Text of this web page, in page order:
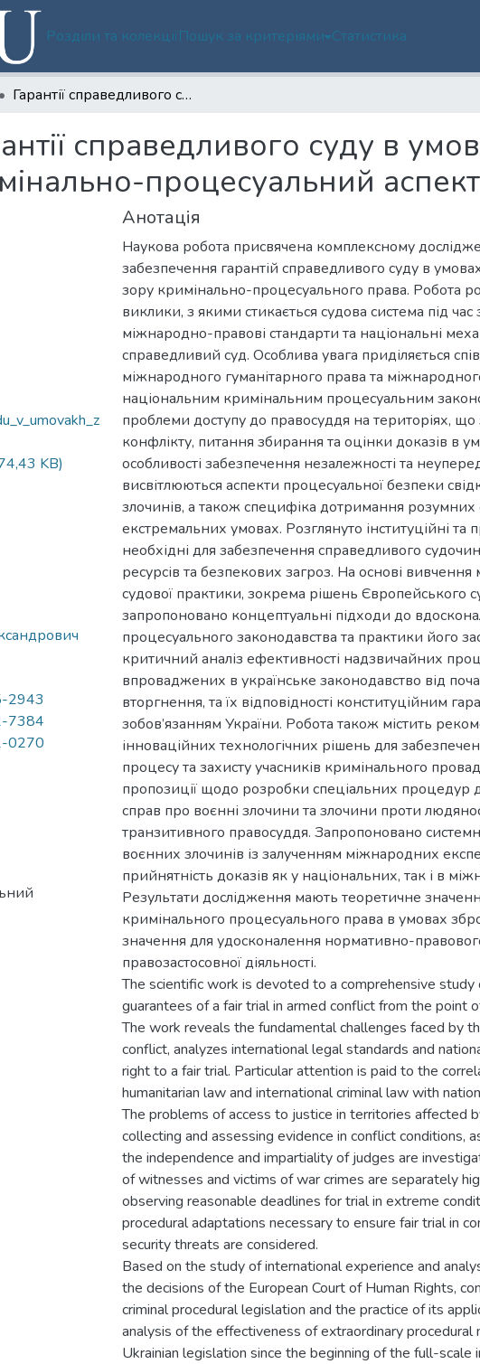
Розділи та колекціїПошук за критеріями Статистика
Гарантії справедливого суду в умовах збройного конфлікту: кримінально-процесуальний аспект
справедливого суду в
процесуальний аспект
KB)
2943
7384
0270
Анотація
Наукова робота присвячена комплексному
забезпечення гарантій справедливого суду в
зору кримінально-процесуального права. Робота
виклики, з якими стикається судова система під
міжнародно-правові стандарти та національні
справедливий суд. Особлива увага приділяється
міжнародного гуманітарного права та
національним кримінальним процесуальним
проблеми доступу до правосуддя на територіях,
конфлікту, питання збирання та оцінки доказів в
особливості забезпечення незалежності та
висвітлюються аспекти процесуальної безпеки
злочинів, а також специфіка дотримання розумних
екстремальних умовах. Розглянуто інституційні та
необхідні для забезпечення справедливого
ресурсів та безпекових загроз. На основі вивчення
судової практики, зокрема рішень Європейського
запропоновано концептуальні підходи до
процесуального законодавства та практики його
критичний аналіз ефективності надзвичайних
впроваджених в українське законодавство від
вторгнення, та їх відповідності конституційним
зобов’язанням України. Робота також містить
інноваційних технологічних рішень для
процесу та захисту учасників кримінального
пропозиції щодо розробки спеціальних процедур
справ про воєнні злочини та злочини проти
транзитивного правосуддя. Запропоновано
воєнних злочинів із залученням міжнародних
прийнятність доказів як у національних, так і в
Результати дослідження мають теоретичне
кримінального процесуального права в умовах
значення для удосконалення нормативно-
правозастосовної діяльності.
The scientific work is devoted to a comprehensive study
guarantees of a fair trial in armed conflict from the point
The work reveals the fundamental challenges faced by
conflict, analyzes international legal standards and
right to a fair trial. Particular attention is paid to the
humanitarian law and international criminal law with
The problems of access to justice in territories affected
collecting and assessing evidence in conflict conditions,
the independence and impartiality of judges are
of witnesses and victims of war crimes are separately
observing reasonable deadlines for trial in extreme
procedural adaptations necessary to ensure fair trial in
security threats are considered.
Based on the study of international experience and
the decisions of the European Court of Human Rights,
criminal procedural legislation and the practice of its
analysis of the effectiveness of extraordinary procedural
Ukrainian legislation since the beginning of the full-scale